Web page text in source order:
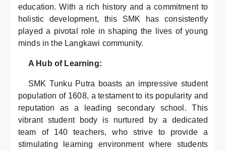
education. With a rich history and a commitment to
holistic development, this SMK has consistently
played a pivotal role in shaping the lives of young
minds in the Langkawi community.
A Hub of Learning:
SMK Tunku Putra boasts an impressive student
population of 1608, a testament to its popularity and
reputation as a leading secondary school. This
vibrant student body is nurtured by a dedicated
team of 140 teachers, who strive to provide a
stimulating learning environment where students